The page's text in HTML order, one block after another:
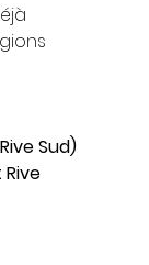
Sud)